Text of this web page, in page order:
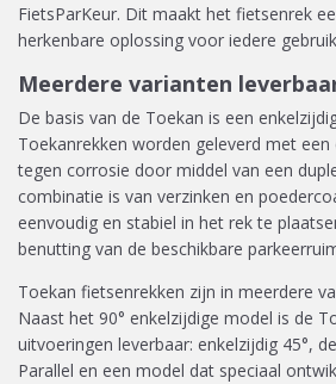
FietsParKeur. Dit maakt het fietsenrek
herkenbare oplossing voor iedere
Meerdere varianten
De basis van de Toekan is een
Toekanrekken worden geleverd met
tegen corrosie door middel van een
combinatie is van verzinken en
eenvoudig en stabiel in het rek te
benutting van de beschikbare
Toekan fietsenrekken zijn in meerdere
Naast het 90° enkelzijdige model is de
uitvoeringen leverbaar: enkelzijdig 45°,
Parallel en een model dat speciaal